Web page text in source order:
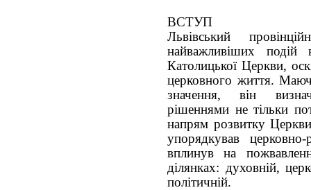
ВСТУП
Львівський
найважливіших подій
Католицької Церкви,
церковного життя.
значення, він
рішеннями не тільки
напрям розвитку
упорядкував церковно-
вплинув на
ділянках: духовній,
політичній.